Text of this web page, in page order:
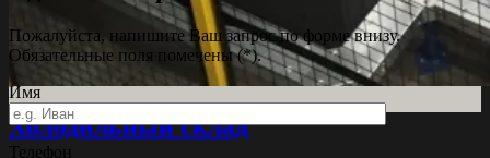
Холодильный склад
Пожалуйста, напишите Ваш запрос по форме внизу.
Обязательные поля помечены (*).
Имя
Телефон